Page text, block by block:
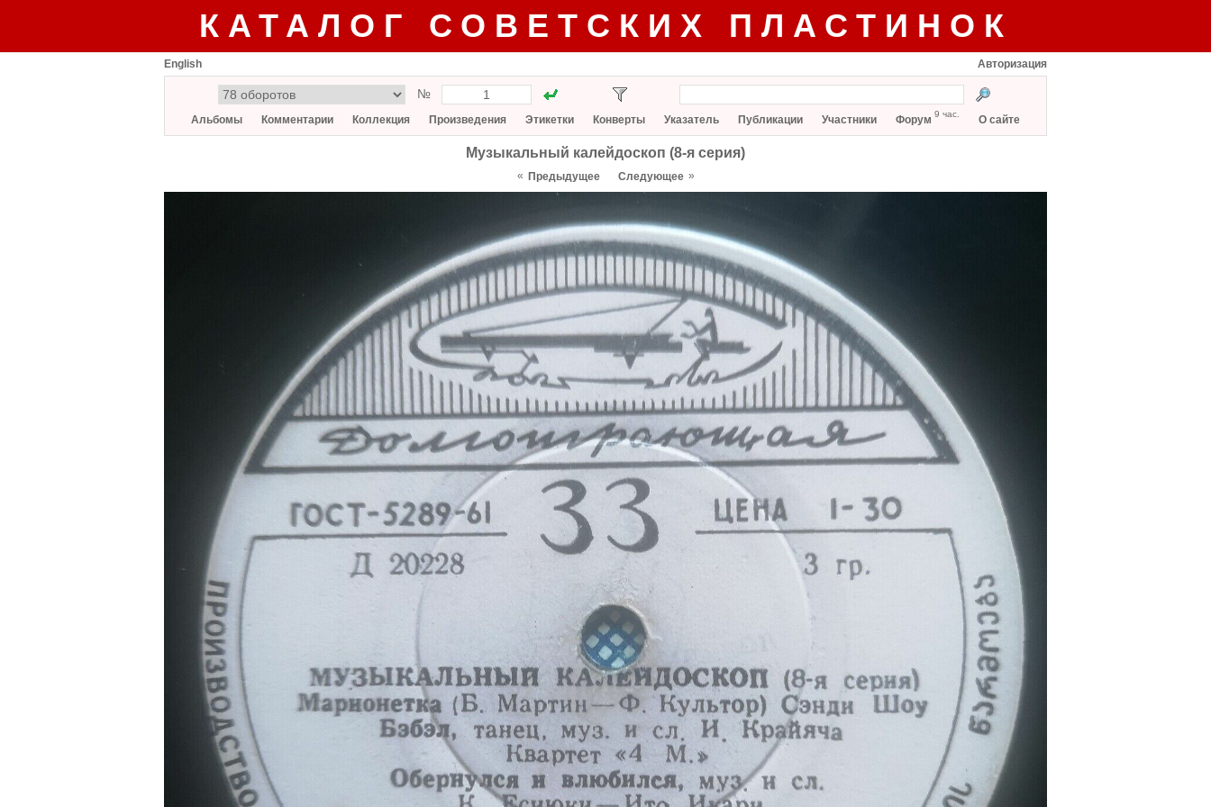
КАТАЛОГ СОВЕТСКИХ ПЛАСТИНОК
English Авторизация
№
Альбомы Комментарии Коллекция Произведения Этикетки Конверты Указатель Публикации Участники Форум 9 час. О сайте
Музыкальный калейдоскоп (8-я серия)
« Предыдущее Следующее »